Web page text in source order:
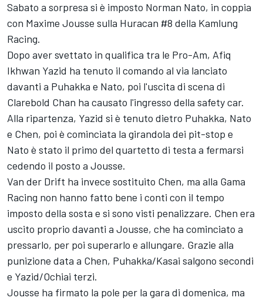
Sabato a sorpresa si è imposto Norman Nato, in coppia
con Maxime Jousse sulla Huracan #8 della Kamlung
Racing.
Dopo aver svettato in qualifica tra le Pro-Am, Afiq
Ikhwan Yazid ha tenuto il comando al via lanciato
davanti a Puhakka e Nato, poi l'uscita di scena di
Clarebold Chan ha causato l'ingresso della safety car.
Alla ripartenza, Yazid si è tenuto dietro Puhakka, Nato
e Chen, poi è cominciata la girandola dei pit-stop e
Nato è stato il primo del quartetto di testa a fermarsi
cedendo il posto a Jousse.
Van der Drift ha invece sostituito Chen, ma alla Gama
Racing non hanno fatto bene i conti con il tempo
imposto della sosta e si sono visti penalizzare. Chen era
uscito proprio davanti a Jousse, che ha cominciato a
pressarlo, per poi superarlo e allungare. Grazie alla
punizione data a Chen, Puhakka/Kasai salgono secondi
e Yazid/Ochiai terzi.
Jousse ha firmato la pole per la gara di domenica, ma